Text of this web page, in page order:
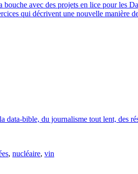
bouche avec des projets en lice pour les
qui décrivent une nouvelle
data-bible, du journalisme tout lent, des
, nucléaire, vin